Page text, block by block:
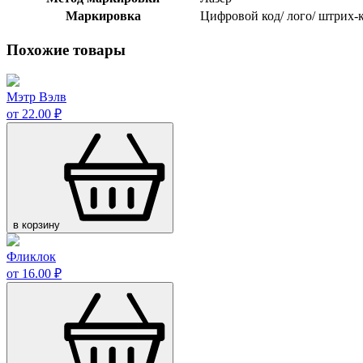
Маркировка
Цифровой код/ лого/ штрих-
Похожие товары
Мэтр Вэлв
от 22.00 ₽
в корзину
Фликлок
от 16.00 ₽